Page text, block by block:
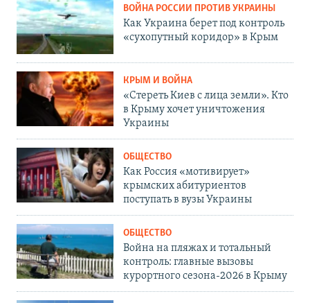
ВОЙНА РОССИИ ПРОТИВ УКРАИНЫ
Как Украина берет под контроль
«сухопутный коридор» в Крым
КРЫМ И ВОЙНА
«Стереть Киев с лица земли». Кто
в Крыму хочет уничтожения
Украины
ОБЩЕСТВО
Как Россия «мотивирует»
крымских абитуриентов
поступать в вузы Украины
ОБЩЕСТВО
Война на пляжах и тотальный
контроль: главные вызовы
курортного сезона-2026 в Крыму